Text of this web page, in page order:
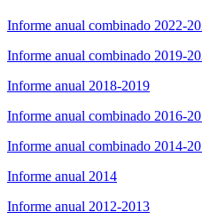
Informe anual combinado 2022-
Informe anual combinado 2019-
Informe anual 2018-2019
Informe anual combinado 2016-
Informe anual combinado 2014-
Informe anual 2014
Informe anual 2012-2013